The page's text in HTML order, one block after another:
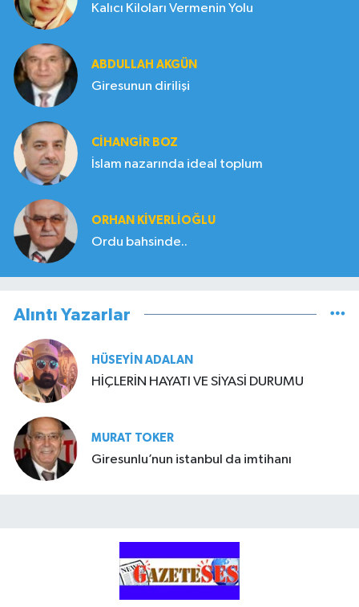
Kalıcı Kiloları Vermenin Yolu
ABDULLAH AKGÜN
Giresunun dirilişi
CIHANGIR BOZ
İslam nazarında ideal toplum
ORHAN KIVERLIOĞLU
Ordu bahsinde..
Alıntı Yazarlar
HÜSEYIN ADALAN
HİÇLERİN HAYATI VE SİYASİ DURUMU
MURAT TOKER
Giresunlu’nun istanbul da imtihanı